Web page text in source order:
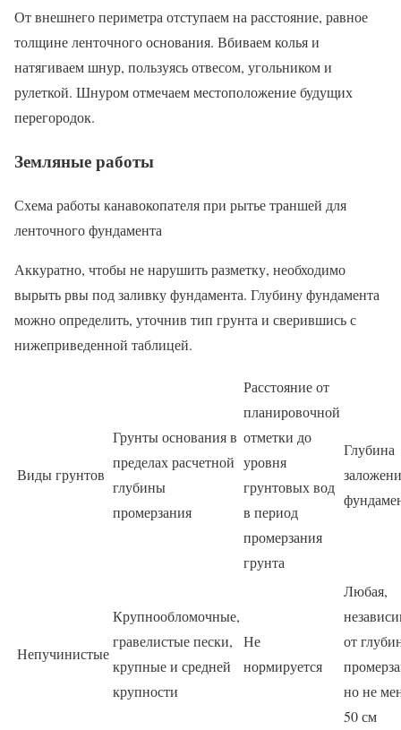
От внешнего периметра отступаем на расстояние, равное
толщине ленточного основания. Вбиваем колья и
натягиваем шнур, пользуясь отвесом, угольником и
рулеткой. Шнуром отмечаем местоположение будущих
перегородок.
Земляные работы
Схема работы канавокопателя при рытье траншей для
ленточного фундамента
Аккуратно, чтобы не нарушить разметку, необходимо
вырыть рвы под заливку фундамента. Глубину фундамента
можно определить, уточнив тип грунта и сверившись с
нижеприведенной таблицей.
Виды грунтов
Грунты основания в
пределах расчетной
глубины
промерзания
Расстояние от
планировочной
отметки до
уровня
грунтовых вод
в период
промерзания
грунта
Глубина
Непучинистые
Крупнообломочные,
гравелистые пески,
крупные и средней
крупности
Не
нормируется
Любая,
от
но не
50 см